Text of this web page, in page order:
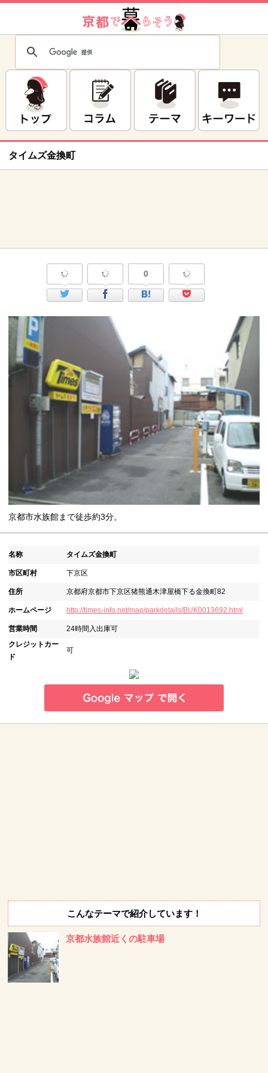
タイムズ金換町
0
京都市水族館まで徒歩約3分。
名称 タイムズ金換町
市区町村 下京区
住所 京都府京都市下京区猪熊通木津屋橋下る金換町82
ホームページ http://times-info.net/map/parkdetails/BUK0013692.html
営業時間
24時間入出庫可
クレジットカー
ド
可
こんなテーマで紹介しています！
京都水族館近くの駐車場